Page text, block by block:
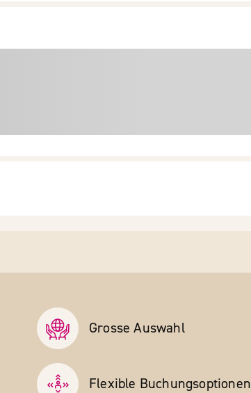
Grosse Auswahl
Flexible Buchungs­optionen